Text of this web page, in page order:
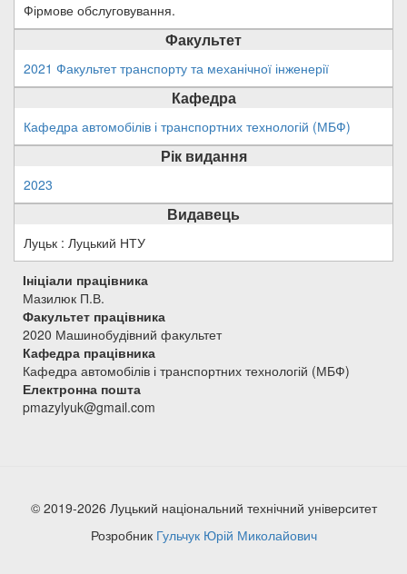
Фірмове обслуговування.
Факультет
2021 Факультет транспорту та механічної інженерії
Кафедра
Кафедра автомобілів і транспортних технологій (МБФ)
Рік видання
2023
Видавець
Луцьк : Луцький НТУ
Ініціали працівника
Мазилюк П.В.
Факультет працівника
2020 Машинобудівний факультет
Кафедра працівника
Кафедра автомобілів і транспортних технологій (МБФ)
Електронна пошта
pmazylyuk@gmail.com
© 2019-2026 Луцький національний технічний університет
Розробник Гульчук Юрій Миколайович